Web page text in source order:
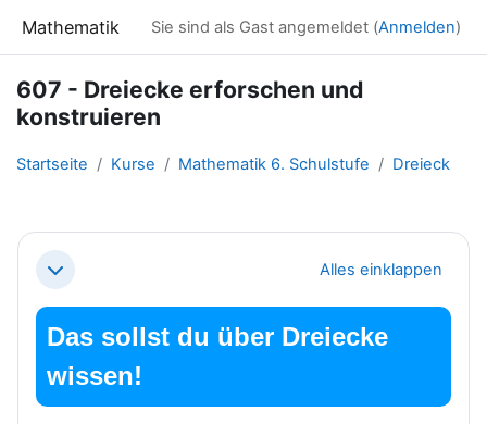
Mathematik Sie sind als Gast angemeldet (Anmelden)
607 - Dreiecke erforschen und
konstruieren
Startseite Kurse Mathematik 6. Schulstufe Dreieck
Abschnittsübersicht
Einklappen Alles einklappen
Das sollst du über Dreiecke
wissen!